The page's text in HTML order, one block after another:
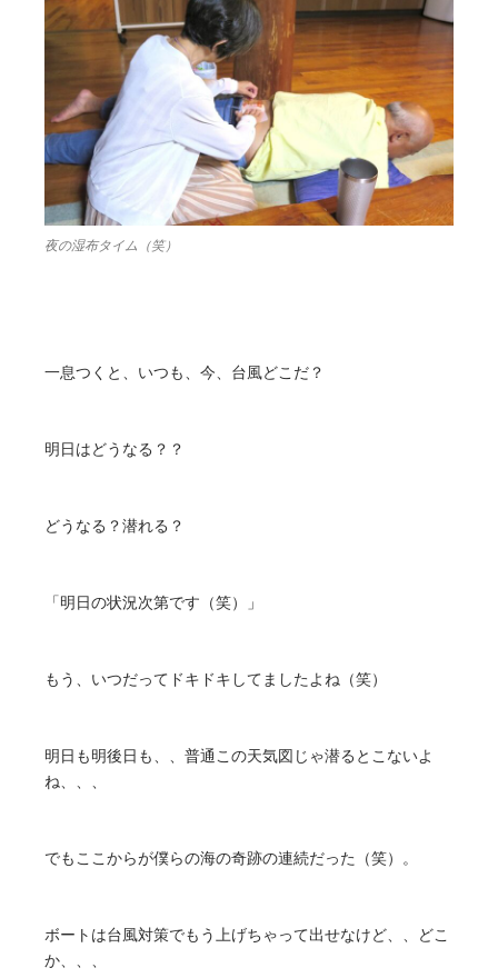
夜の湿布タイム（笑）
一息つくと、いつも、今、台風どこだ？
明日はどうなる？？
どうなる？潜れる？
「明日の状況次第です（笑）」
もう、いつだってドキドキしてましたよね（笑）
明日も明後日も、、普通この天気図じゃ潜るとこないよ
ね、、、
でもここからが僕らの海の奇跡の連続だった（笑）。
ボートは台風対策でもう上げちゃって出せなけど、、どこ
か、、、